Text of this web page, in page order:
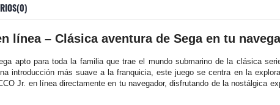
línea – Clásica aventura de Sega en tu
apto para toda la familia que trae el mundo submarino de la clásica
introducción más suave a la franquicia, este juego se centra en la
Jr. en línea directamente en tu navegador, disfrutando de la nostálgica